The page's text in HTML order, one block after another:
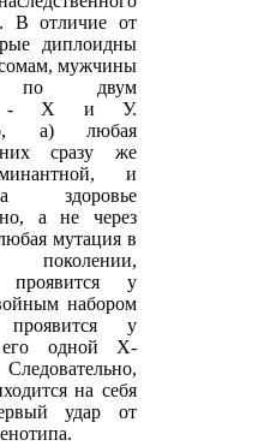
В отличие от
диплоидны
мужчины
по двум
- Х и У.
а) любая
сразу же
и
здоровье
а не через
мутация в
поколении,
у
набором
проявится у
одной Х-
на себя
удар от